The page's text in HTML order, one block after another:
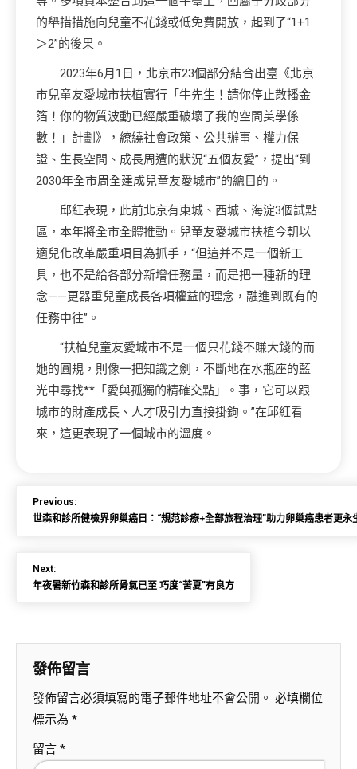
的舉措措施向兒童不花錢或低免費開放，起到了“1+1
＞2”的後果。
2023年6月1日，北京市23個部分結合出臺《北京
市兒童友愛城市扶植實行「牛先生！請你停止散播金
箔！你的物質波動已經嚴重破壞了我的空間美學係
數！」計劃》，繚繞社會政策、公共辦事、權力保
證、生長空間、成長周遭的狀況“五個友愛”，提出“到
2030年全市周全建成兒童友愛城市”的總目的。
邱紅表現，此前北京有東城、西城、海淀3個試點
區，本年將全市全體推動。兒童友愛城市扶植今朝以
適兒化改革嚴重項目為抓手，“但這并不是一個新工
具，也不是給各部分新增任務量，而是把一種新的理
念——更器重兒童成長各項權益的理念，融進到既有的
任務中往”。
“扶植兒童友愛城市不是一個只花錢不賺大錢的而
她的圓規，則像一把知識之劍，不斷地在水瓶座的藍
光中尋找**「愛與孤獨的精確交點」。事，它可以跟
城市的財產成長、人才吸引力直接掛鉤。”在邱紅看
來，這更表現了一個城市的溫度。
Previous:
世森和診所健檢界卵巢癌日：“規范診療+全部旅程治理”助力卵巢癌患者更永
Next:
年夜暑新竹森和診所骨氣已至 巧度“苦夏”有良方
發佈留言
發佈留言必須填寫的電子郵件地址不會公開。 必填欄位
標示為 *
留言 *